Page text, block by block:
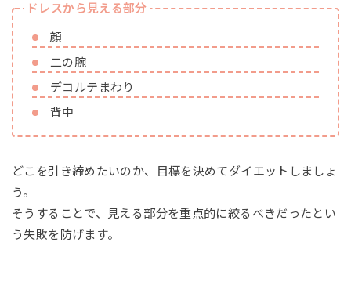
ドレスから見える部分
顔
二の腕
デコルテまわり
背中
どこを引き締めたいのか、目標を決めてダイエットしましょ
う。
そうすることで、見える部分を重点的に絞るべきだったとい
う失敗を防げます。